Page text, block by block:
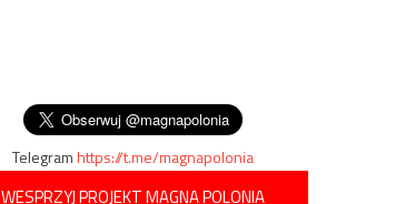
Telegramhttps://t.me/magnapolonia
WESPRZYJ PROJEKT MAGNA POLONIA